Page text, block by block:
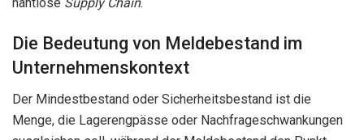
Die Bedeutung von Meldebestand im
Unternehmenskontext
Der Mindestbestand oder Sicherheitsbestand ist die
Menge, die Lagerengpässe oder Nachfrageschwankungen